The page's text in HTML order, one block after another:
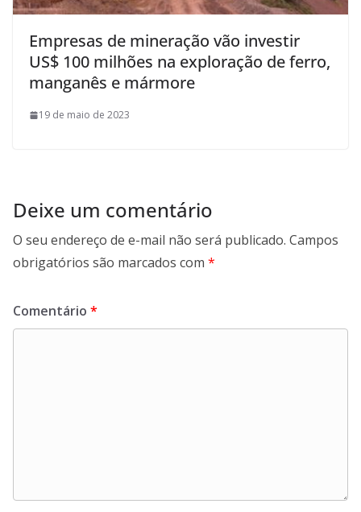
Empresas de mineração vão investir
US$ 100 milhões na exploração de ferro,
manganês e mármore
19 de maio de 2023
Deixe um comentário
O seu endereço de e-mail não será publicado. Campos
obrigatórios são marcados com *
Comentário *